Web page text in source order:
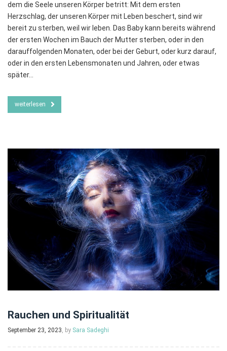
dem die Seele unseren Körper betritt: Mit dem ersten
Herzschlag, der unseren Körper mit Leben beschert, sind wir
bereit zu sterben, weil wir leben. Das Baby kann bereits während
der ersten Wochen im Bauch der Mutter sterben, oder in den
darauffolgenden Monaten, oder bei der Geburt, oder kurz darauf,
oder in den ersten Lebensmonaten und Jahren, oder etwas
später…
weiterlesen
Rauchen und Spiritualität
September 23, 2023, by Sara Sadeghi